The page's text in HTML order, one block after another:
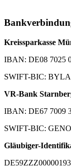
Kreissparkasse
IBAN: DE08 7025
SWIFT-BIC:
VR-Bank
IBAN: DE67 7009
SWIFT-BIC:
Gläubiger-